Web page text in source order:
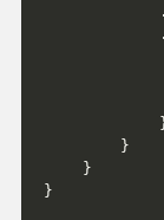
.
.
}
}
}